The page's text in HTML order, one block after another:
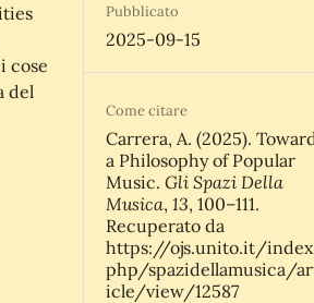
cose
del
Pubblicato
2025-09-15
Come citare
Carrera, A. (2025).
a Philosophy of Popular
Music. Gli Spazi Della
Musica, 13, 100–111.
Recuperato da
https://ojs.unito.it/
php/spazidellamusica/
icle/view/12587